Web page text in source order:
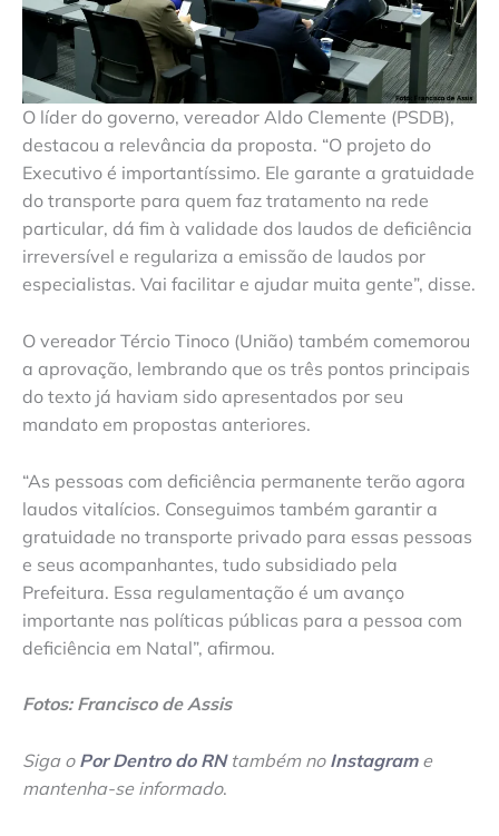
O líder do governo, vereador Aldo Clemente (PSDB),
destacou a relevância da proposta. “O projeto do
Executivo é importantíssimo. Ele garante a gratuidade
do transporte para quem faz tratamento na rede
particular, dá fim à validade dos laudos de deficiência
irreversível e regulariza a emissão de laudos por
especialistas. Vai facilitar e ajudar muita gente”, disse.
O vereador Tércio Tinoco (União) também comemorou
a aprovação, lembrando que os três pontos principais
do texto já haviam sido apresentados por seu
mandato em propostas anteriores.
“As pessoas com deficiência permanente terão agora
laudos vitalícios. Conseguimos também garantir a
gratuidade no transporte privado para essas pessoas
e seus acompanhantes, tudo subsidiado pela
Prefeitura. Essa regulamentação é um avanço
importante nas políticas públicas para a pessoa com
deficiência em Natal”, afirmou.
Fotos: Francisco de Assis
Siga o Por Dentro do RNtambém no Instagrame
mantenha-se informado.